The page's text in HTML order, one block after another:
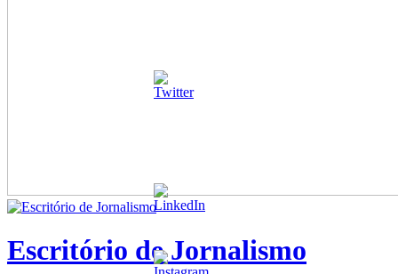
Escritório de Jornalismo